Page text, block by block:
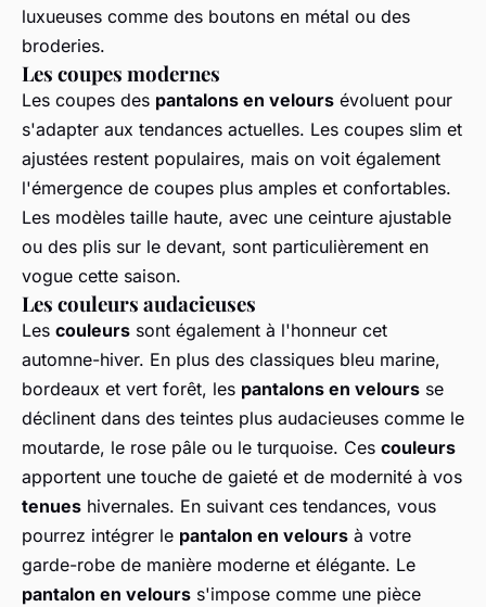
luxueuses comme des boutons en métal ou des
broderies.
Les coupes modernes
Les coupes des pantalons en velours évoluent pour
s'adapter aux tendances actuelles. Les coupes slim et
ajustées restent populaires, mais on voit également
l'émergence de coupes plus amples et confortables.
Les modèles taille haute, avec une ceinture ajustable
ou des plis sur le devant, sont particulièrement en
vogue cette saison.
Les couleurs audacieuses
Les couleurs sont également à l'honneur cet
automne-hiver. En plus des classiques bleu marine,
bordeaux et vert forêt, les pantalons en velours se
déclinent dans des teintes plus audacieuses comme le
moutarde, le rose pâle ou le turquoise. Ces couleurs
apportent une touche de gaieté et de modernité à vos
tenues hivernales. En suivant ces tendances, vous
pourrez intégrer le pantalon en velours à votre
garde-robe de manière moderne et élégante. Le
pantalon en velours s'impose comme une pièce